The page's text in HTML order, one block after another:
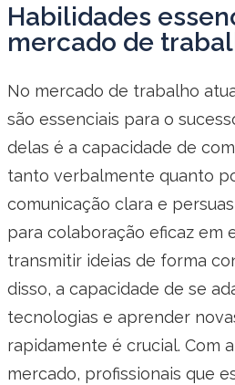
Habilidades
mercado de
No mercado de trabalho
são essenciais para o
delas é a capacidade de
tanto verbalmente quanto
comunicação clara e
para colaboração eficaz em
transmitir ideias de forma
disso, a capacidade de se
tecnologias e aprender
rapidamente é crucial. Com
mercado, profissionais que